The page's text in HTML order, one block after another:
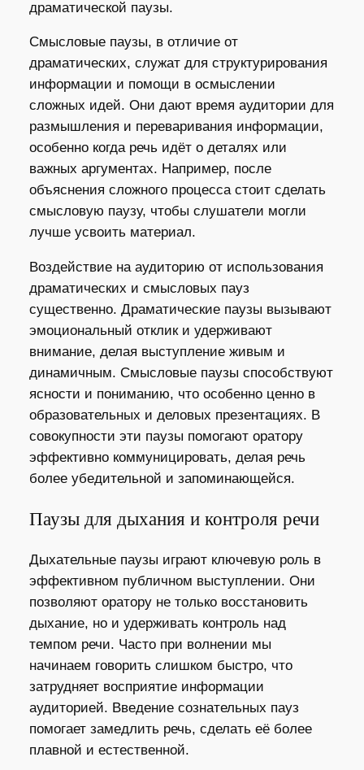
драматической паузы.
Смысловые паузы, в отличие от
драматических, служат для структурирования
информации и помощи в осмыслении
сложных идей. Они дают время аудитории для
размышления и переваривания информации,
особенно когда речь идёт о деталях или
важных аргументах. Например, после
объяснения сложного процесса стоит сделать
смысловую паузу, чтобы слушатели могли
лучше усвоить материал.
Воздействие на аудиторию от использования
драматических и смысловых пауз
существенно. Драматические паузы вызывают
эмоциональный отклик и удерживают
внимание, делая выступление живым и
динамичным. Смысловые паузы способствуют
ясности и пониманию, что особенно ценно в
образовательных и деловых презентациях. В
совокупности эти паузы помогают оратору
эффективно коммуницировать, делая речь
более убедительной и запоминающейся.
Паузы для дыхания и контроля речи
Дыхательные паузы играют ключевую роль в
эффективном публичном выступлении. Они
позволяют оратору не только восстановить
дыхание, но и удерживать контроль над
темпом речи. Часто при волнении мы
начинаем говорить слишком быстро, что
затрудняет восприятие информации
аудиторией. Введение сознательных пауз
помогает замедлить речь, сделать её более
плавной и естественной.